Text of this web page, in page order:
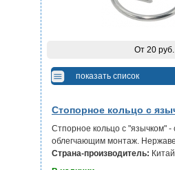
Стопорное кольцо с
Стпорное кольцо с "язычком" -
облегчающим монтаж.
Страна-производитель: Китай
От 20 руб.
показать список